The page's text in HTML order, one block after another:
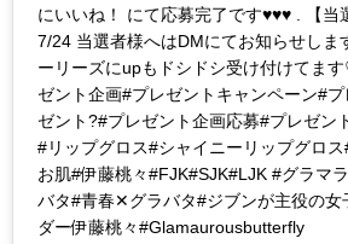
にいいね！ にて応募完了です♥♥♥ . 【当
7/24 当選者様へはDMにてお知らせしま
ーリーズにupもドシドシ受け付けてま
ゼント企画#プレゼントキャンペーン#
ゼント?#プレゼント企画応募#プレゼン
#リップグロス#シャイニーリップグロ
お肌#伊藤桃々#FJK#SJK#LJK #グラマ
バタ#青春✕グラバタ#ジブンが主役の女
ダー伊藤桃々#Glamaurousbutterfly